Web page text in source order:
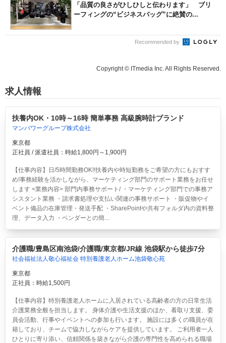
「品質の良さがひしひしと伝わります」 ブリ
ーフィングの“ビジネスバッグ”に絶賛の...
Recommended by
Copyright © ITmedia Inc. All Rights Reserved.
求人情報
扶養内OK・10時～16時 簡単事務 高級腕時計ブランド
マンパワーグループ株式会社
東京都
正社員 / 派遣社員：時給1,800円～1,900円
【仕事内容】日/5時間勤務OK!!扶養内や時短勤務をご希望の方にもおすす
め!事務経験を活かしながら、マーケティング部門のサポート業務をお任せ
します <業務内容> 部門内事務サポート/ ・マーケティング部門での事務ア
シスタント業務 ・請求書処理や支払い関連の事務サポート ・販促物やイ
ベント備品の在庫管理・発送手配 ・SharePointや共有フォルダ内の資料整
理、データ入力 ・ベンダーとの簡...
介護職/豊島区南池袋/介護職/東京都/JR線 池袋駅から徒歩7分
社会福祉法人敬心福祉会 特別養護老人ホーム池袋敬心苑
東京都
正社員：時給1,500円
【仕事内容】特別養護老人ホームに入居されている高齢者の方の日常生活
介護業務全般を担当します。 身体介護や生活支援のほか、看取り支援、委
員会活動、行事やイベントへの参加も行います。 施設には多くの職員が在
籍しており、チームで協力しながらケアを提供しています。 ご利用者一人
ひとりに寄り添い、信頼関係を築きながら介護の専門性を高められる職場